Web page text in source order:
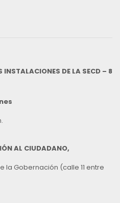
INSTALACIONES DE LA SECD – 8
AL CIUDADANO,
la Gobernación (calle 11 entre